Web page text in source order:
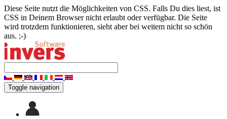
Diese Seite nutzt die Möglichkeiten von CSS. Falls Du dies liest, ist
CSS in Deinem Browser nicht erlaubt oder verfügbar. Die Seite
wird trotzdem funktionieren, sieht aber bei weitem nicht so schön
aus. ;-)
Toggle navigation